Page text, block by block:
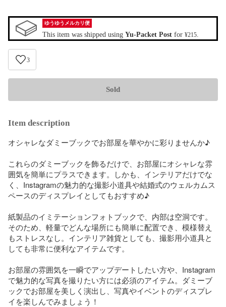
ゆうゆうメルカリ便
This item was shipped using Yu-Packet Post for ¥215
3
Sold
Item description
オシャレなダミーブックでお部屋を華やかに彩りませんか♪
これらのダミーブックを飾るだけで、お部屋にオシャレな雰
囲気を簡単にプラスできます。しかも、インテリアだけでな
く、Instagramの魅力的な撮影小道具や結婚式のウェルカムス
ペースのディスプレイとしてもおすすめ♪
紙製品のイミテーションフォトブックで、内部は空洞です。
そのため、軽量でどんな場所にも簡単に配置でき、模様替え
もストレスなし。インテリア雑貨としても、撮影用小道具と
しても非常に便利なアイテムです。
お部屋の雰囲気を一瞬でアップデートしたい方や、Instagram
で魅力的な写真を撮りたい方には必須のアイテム。ダミーブ
ックでお部屋を美しく演出し、写真やイベントのディスプレ
イを楽しんでみましょう！